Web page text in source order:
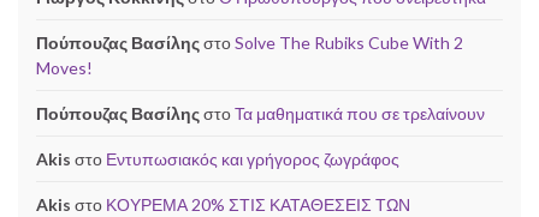
Πούπουζας ΒασίληςστοSolve The Rubiks Cube With 2
Moves!
Πούπουζας ΒασίληςστοΤα μαθηματικά που σε τρελαίνουν
Akis στο Εντυπωσιακός και γρήγορος ζωγράφος
Akis στο ΚΟΥΡΕΜΑ 20% ΣΤΙΣ ΚΑΤΑΘΕΣΕΙΣ ΤΩΝ